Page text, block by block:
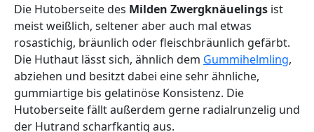
Die Hutoberseite des Milden Zwergknäuelings ist
meist weißlich, seltener aber auch mal etwas
rosastichig, bräunlich oder fleischbräunlich gefärbt.
Die Huthaut lässt sich, ähnlich dem Gummihelmling,
abziehen und besitzt dabei eine sehr ähnliche,
gummiartige bis gelatinöse Konsistenz. Die
Hutoberseite fällt außerdem gerne radialrunzelig und
der Hutrand scharfkantig aus.